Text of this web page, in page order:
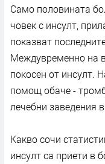
Само половината
човек с инсулт,
показват
Междувременно на
покосен от инсулт.
помощ обаче -
лечебни заведения
Какво сочи
инсулт са приети в